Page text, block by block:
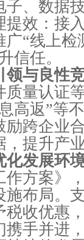
、数据
提效：接
“线上检
信任。
领与良性
量认证
高返”等
励跨企业
，提升产
化发展环
方案》
布局。
税收优惠
手并进